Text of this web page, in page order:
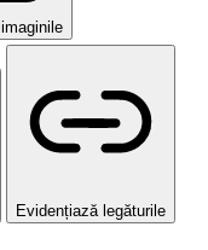
Evidențiază legăturile